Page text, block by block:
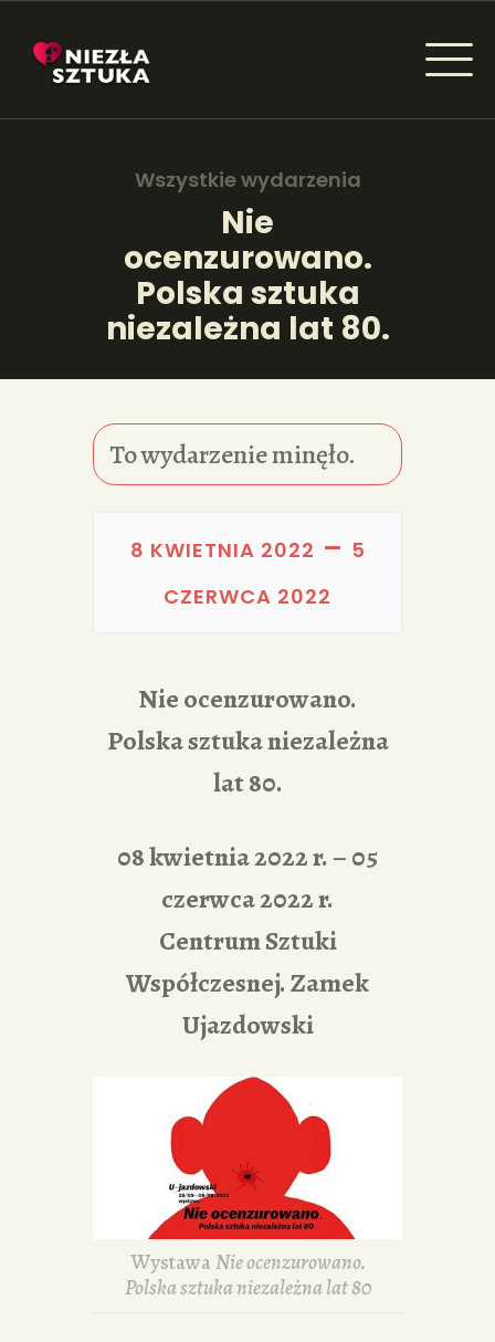
Wszystkie wydarzenia
Nie
ocenzurowano.
Polska sztuka
niezależna lat 80.
NIEZŁA SZTUKA - NEWSY
AKTUALNOŚCI
WYDARZENIA
KSIĄŻKI
REDAKCJA
To wydarzenie minęło.
8 KWIETNIA 2022 – 5
CZERWCA 2022
Nie ocenzurowano.
Polska sztuka niezależna
lat 80.
08 kwietnia 2022 r. – 05
czerwca 2022 r.
Centrum Sztuki
Współczesnej. Zamek
Ujazdowski
WystawaNie ocenzurowano.
Polska sztuka niezależna lat 80